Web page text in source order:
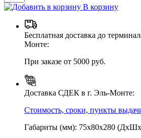
В корзину
Бесплатная доставка до
Монте:
При заказе от 5000 руб.
Доставка СДЕК в г. Эль-Монте:
Стоимость, сроки, пункты
Габариты (мм): 75х80х280